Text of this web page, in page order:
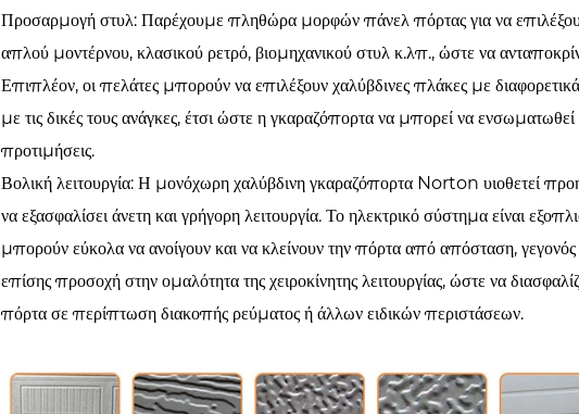
Προσαρμογή στυλ: Παρέχουμε πληθώρα μορφών πάνελ πόρτας για να
απλού μοντέρνου, κλασικού ρετρό, βιομηχανικού στυλ κ.λπ., ώστε να
Επιπλέον, οι πελάτες μπορούν να επιλέξουν χαλύβδινες πλάκες με
με τις δικές τους ανάγκες, έτσι ώστε η γκαραζόπορτα να μπορεί να
προτιμήσεις.
Βολική λειτουργία: Η μονόχωρη χαλύβδινη γκαραζόπορτα Norton υιοθετεί
να εξασφαλίσει άνετη και γρήγορη λειτουργία. Το ηλεκτρικό σύστημα είναι
μπορούν εύκολα να ανοίγουν και να κλείνουν την πόρτα από απόσταση,
επίσης προσοχή στην ομαλότητα της χειροκίνητης λειτουργίας, ώστε να
πόρτα σε περίπτωση διακοπής ρεύματος ή άλλων ειδικών περιστάσεων.